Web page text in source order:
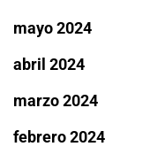
mayo 2024
abril 2024
marzo 2024
febrero 2024